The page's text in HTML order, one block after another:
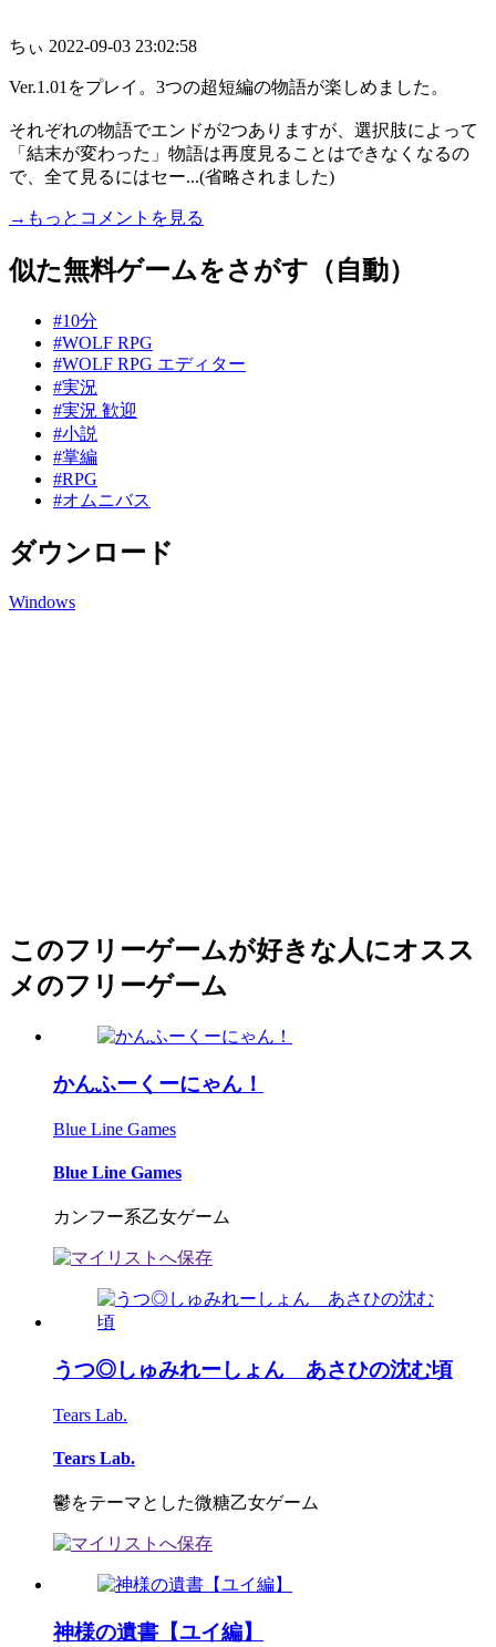
ちぃ 2022-09-03 23:02:58
Ver.1.01をプレイ。3つの超短編の物語が楽しめました。
それぞれの物語でエンドが2つありますが、選択肢によって
「結末が変わった」物語は再度見ることはできなくなるの
で、全て見るにはセー...(省略されました)
→もっとコメントを見る
似た無料ゲームをさがす（自動）
#10分
#WOLF RPG
#WOLF RPG エディター
#実況
#実況 歓迎
#小説
#掌編
#RPG
#オムニバス
ダウンロード
Windows
このフリーゲームが好きな人にオスス
メのフリーゲーム
かんふーくーにゃん！
Blue Line Games
Blue Line Games
カンフー系乙女ゲーム
うつ◎しゅみれーしょん あさひの沈む頃
Tears Lab.
Tears Lab.
鬱をテーマとした微糖乙女ゲーム
神様の遺書【ユイ編】